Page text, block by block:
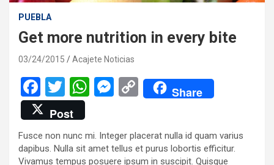
PUEBLA
Get more nutrition in every bite
03/24/2015 Acajete Noticias
F
a
ce
b
T
wi
tt
er
W
at
s
M
n
C
o
Li
Share
Post
Fusce non nunc mi. Integer placerat nulla id quam varius
dapibus. Nulla sit amet tellus et purus lobortis efficitur.
Vivamus tempus posuere ipsum in suscipit. Quisque